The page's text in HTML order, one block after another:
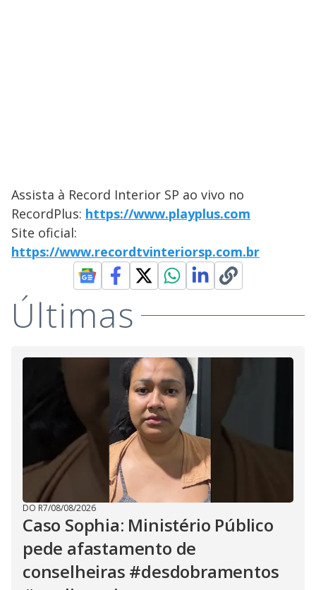
Assista à Record Interior SP ao vivo no
RecordPlus: https://www.playplus.com
Site oficial:
https://www.recordtvinteriorsp.com.br
Últimas
DO R7/08/08/2026
Caso Sophia: Ministério Público
pede afastamento de
conselheiras #desdobramentos